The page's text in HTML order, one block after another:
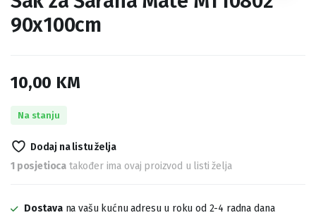
90x100cm
10,00 KM
Na stanju
Dodaj na listu želja
1 posjetioca također ima ovaj proizvod u listi želja
Dostavana vašu kućnu adresu u roku od 2-4 radna dana